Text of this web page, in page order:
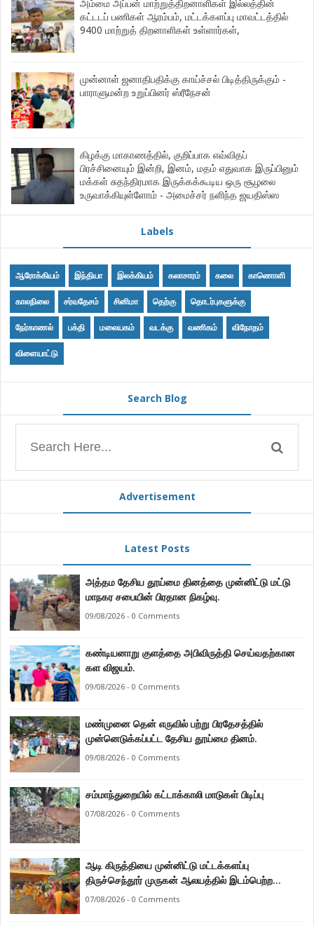
அம்மை அப்பன் மாற்றுத்திறனாளிகள் இல்லத்தின்
கட்டடப் பணிகள் ஆரம்பம், மட்டக்களப்பு மாவட்டத்தில்
9400 மாற்றுத் திறனாளிகள் உள்ளார்கள்,
முன்னாள் ஜனாதிபதிக்கு காய்ச்சல் பிடித்திருக்கும் -
பாராளுமன்ற உறுப்பினர் ஸ்ரீநேசன்
கிழக்கு மாகாணத்தில், குறிப்பாக எவ்விதப்
பிரச்சினையும் இன்றி, இனம், மதம் எதுவாக இருப்பினும்
மக்கள் சுதந்திரமாக இருக்கக்கூடிய ஒரு சூழலை
உருவாக்கியுள்ளோம் - அமைச்சர் நளிந்த ஜயதிஸ்ஸ
Labels
ஆரோக்கியம் இந்தியா இலக்கியம் கலாசாரம் கலை காணொளி
காலநிலை சர்வதேசம் சினிமா தெற்கு தொடர்புகளுக்கு
நேர்காணல் பக்தி மலையகம் வடக்கு வணிகம் விநோதம்
விளையாட்டு
Search Blog
Advertisement
Latest Posts
அத்தம தேசிய தூய்மை தினத்தை முன்னிட்டு மட்டு
மாநகர சபையின் பிரதான நிகழ்வு.
09/08/2026 - 0 Comments
கண்டியனாறு குளத்தை அபிவிருத்தி செய்வதற்கான
கள விஜயம்.
09/08/2026 - 0 Comments
மண்முனை தென் எருவில் பற்று பிரதேசத்தில்
முன்னெடுக்கப்பட்ட தேசிய தூய்மை தினம்.
09/08/2026 - 0 Comments
சம்மாந்துறையில் கட்டாக்காலி மாடுகள் பிடிப்பு
07/08/2026 - 0 Comments
ஆடி கிருத்தியை முன்னிட்டு மட்டக்களப்பு
திருச்செந்தூர் முருகன் ஆலயத்தில் இடம்பெற்ற
பால்குட பவனி 1008 சங்கா ஆபிஷேக நிகழ்வு.
07/08/2026 - 0 Comments